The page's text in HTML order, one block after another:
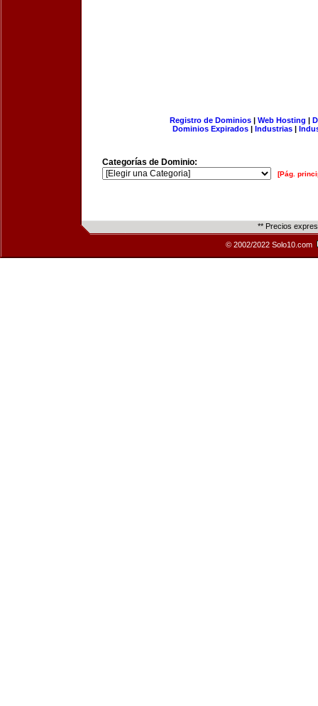
Registro de Dominios| Web Hosting |
Dominios Expirados | Industrias |
Categorías de Dominio:
[Pág.
** Precios
© 2002/2022 Solo10.com